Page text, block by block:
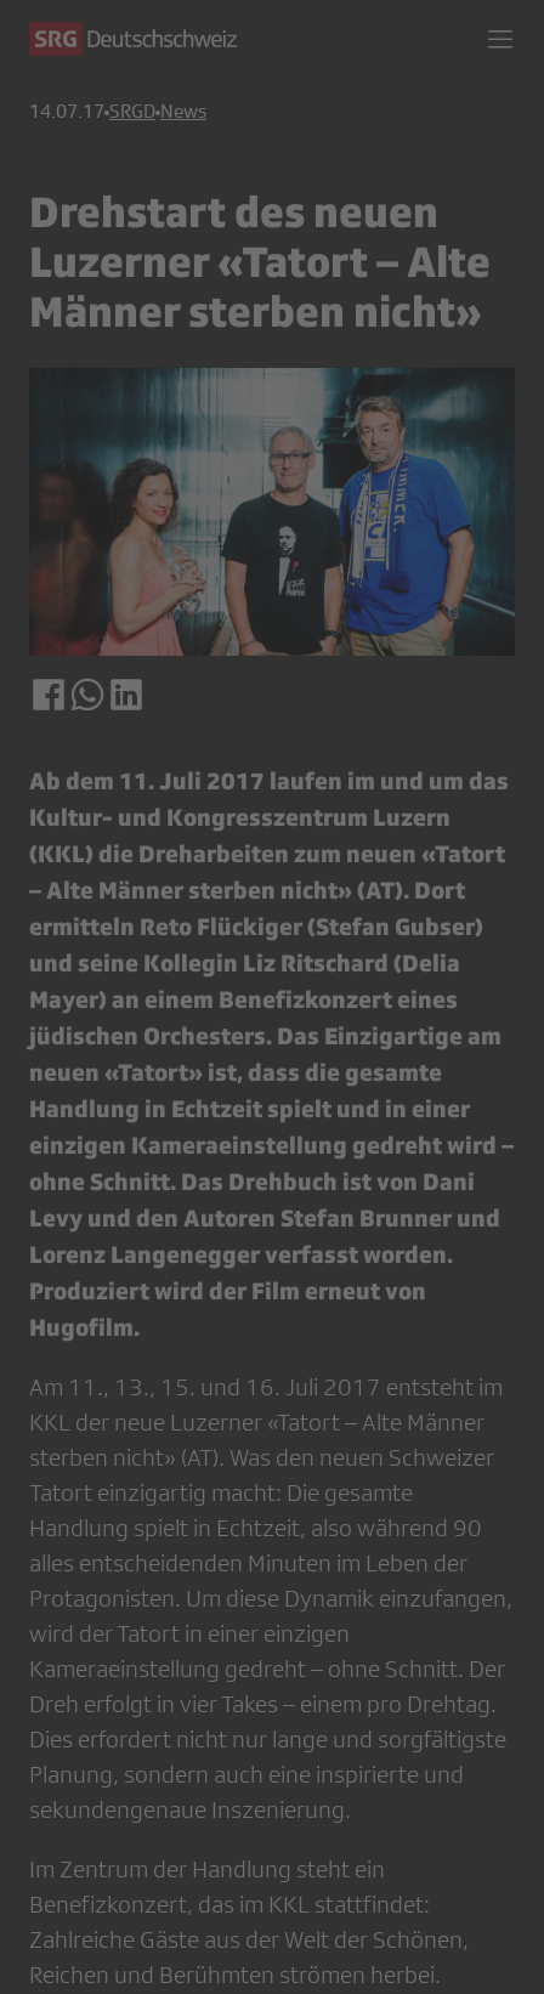
14.07.17 SRGD News
Drehstart des neuen
Luzerner «Tatort – Alte
Männer sterben nicht»
Ab dem 11. Juli 2017 laufen im und um das
Kultur- und Kongresszentrum Luzern
(KKL) die Dreharbeiten zum neuen «Tatort
– Alte Männer sterben nicht» (AT). Dort
ermitteln Reto Flückiger (Stefan Gubser)
und seine Kollegin Liz Ritschard (Delia
Mayer) an einem Benefizkonzert eines
jüdischen Orchesters. Das Einzigartige am
neuen «Tatort» ist, dass die gesamte
Handlung in Echtzeit spielt und in einer
einzigen Kameraeinstellung gedreht wird –
ohne Schnitt. Das Drehbuch ist von Dani
Levy und den Autoren Stefan Brunner und
Lorenz Langenegger verfasst worden.
Produziert wird der Film erneut von
Hugofilm.
Am 11., 13., 15. und 16. Juli 2017 entsteht im
KKL der neue Luzerner «Tatort – Alte Männer
sterben nicht» (AT). Was den neuen Schweizer
Tatort einzigartig macht: Die gesamte
Handlung spielt in Echtzeit, also während 90
alles entscheidenden Minuten im Leben der
Protagonisten. Um diese Dynamik einzufangen,
wird der Tatort in einer einzigen
Kameraeinstellung gedreht – ohne Schnitt. Der
Dreh erfolgt in vier Takes – einem pro Drehtag.
Dies erfordert nicht nur lange und sorgfältigste
Planung, sondern auch eine inspirierte und
sekundengenaue Inszenierung.
Im Zentrum der Handlung steht ein
Benefizkonzert, das im KKL stattfindet:
Zahlreiche Gäste aus der Welt der Schönen,
Reichen und Berühmten strömen herbei.